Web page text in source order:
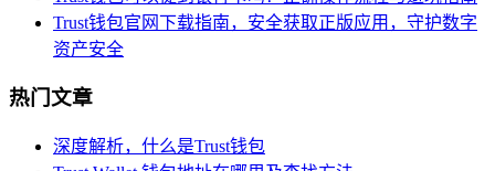
Trust钱包官网下载指南，安全获取正版应用，守护数字
资产安全
热门文章
深度解析，什么是Trust钱包